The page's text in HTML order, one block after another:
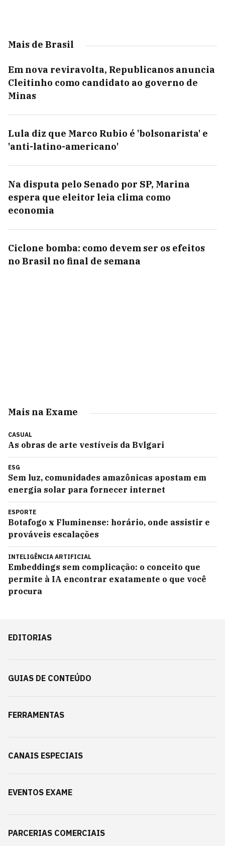
Mais de Brasil
Em nova reviravolta, Republicanos anuncia
Cleitinho como candidato ao governo de
Minas
Lula diz que Marco Rubio é 'bolsonarista' e
'anti-latino-americano'
Na disputa pelo Senado por SP, Marina
espera que eleitor leia clima como
economia
Ciclone bomba: como devem ser os efeitos
no Brasil no final de semana
Mais na Exame
CASUAL
As obras de arte vestíveis da Bvlgari
ESG
Sem luz, comunidades amazônicas apostam em
energia solar para fornecer internet
ESPORTE
Botafogo x Fluminense: horário, onde assistir e
prováveis escalações
INTELIGÊNCIA ARTIFICIAL
Embeddings sem complicação: o conceito que
permite à IA encontrar exatamente o que você
procura
EDITORIAS
GUIAS DE CONTEÚDO
FERRAMENTAS
CANAIS ESPECIAIS
EVENTOS EXAME
PARCERIAS COMERCIAIS